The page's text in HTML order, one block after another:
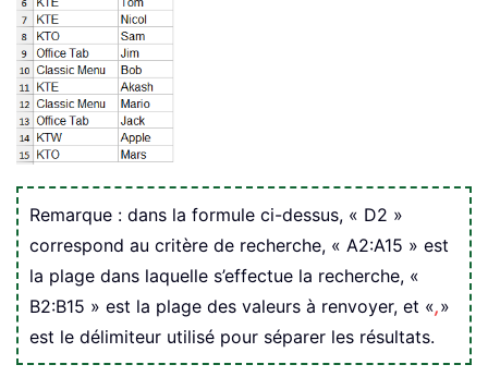
Remarque : dans la formule ci-dessus, « D2 »
correspond au critère de recherche, « A2:A15 » est
la plage dans laquelle s’effectue la recherche, «
B2:B15 » est la plage des valeurs à renvoyer, et «,»
est le délimiteur utilisé pour séparer les résultats.